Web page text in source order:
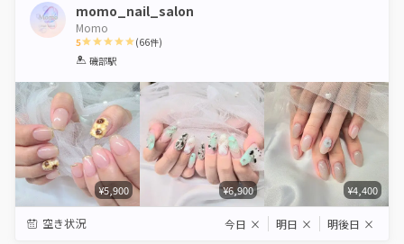
momo_nail_salon
Momo
5
1 2 3 4
(66件)
磯部駅
¥5,900 ¥6,900 ¥4,400
空き状況 今日 × 明日 × 明後日 ×